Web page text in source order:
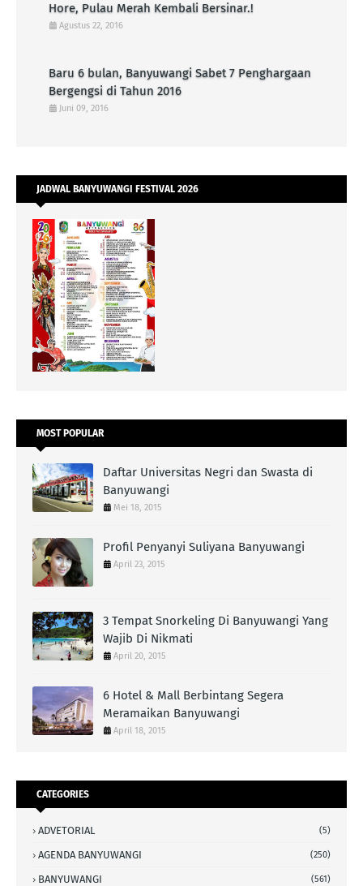
Hore, Pulau Merah Kembali Bersinar.!
Agustus 22, 2016
Baru 6 bulan, Banyuwangi Sabet 7 Penghargaan
Bergengsi di Tahun 2016
Juni 09, 2016
JADWAL BANYUWANGI FESTIVAL 2026
MOST POPULAR
Daftar Universitas Negri dan Swasta di
Banyuwangi
Mei 18, 2015
Profil Penyanyi Suliyana Banyuwangi
April 23, 2015
3 Tempat Snorkeling Di Banyuwangi Yang
Wajib Di Nikmati
April 20, 2015
6 Hotel & Mall Berbintang Segera
Meramaikan Banyuwangi
April 18, 2015
CATEGORIES
ADVETORIAL (5)
AGENDA BANYUWANGI (250)
BANYUWANGI (561)